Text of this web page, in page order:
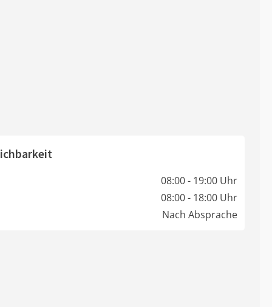
08:00 - 19:00 Uhr
08:00 - 18:00 Uhr
Nach Absprache